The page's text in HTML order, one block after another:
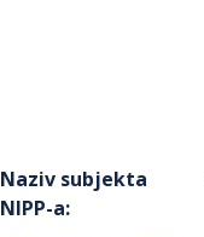
Naziv subjekta
NIPP-a: